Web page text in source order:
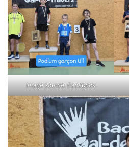
Image source: Facebook